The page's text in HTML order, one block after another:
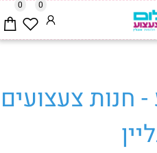
0 0
חנות צעצועים